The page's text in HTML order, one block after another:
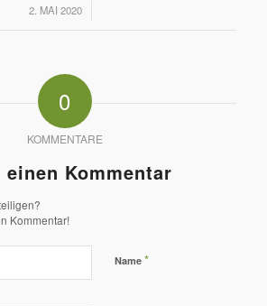
2. MAI 2020
/
0
KOMMENTARE
Kommentar
Kommentar!
Name *